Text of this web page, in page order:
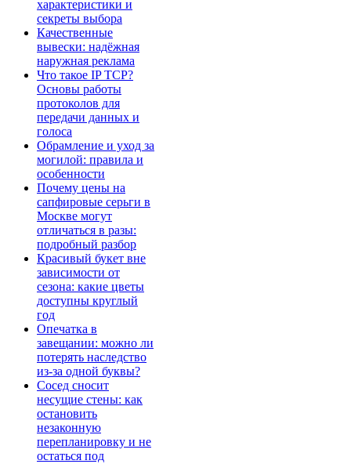
характеристики и
секреты выбора
Качественные
вывески: надёжная
наружная реклама
Что такое IP TCP?
Основы работы
протоколов для
передачи данных и
голоса
Обрамление и уход за
могилой: правила и
особенности
Почему цены на
сапфировые серьги в
Москве могут
отличаться в разы:
подробный разбор
Красивый букет вне
зависимости от
сезона: какие цветы
доступны круглый
год
Опечатка в
завещании: можно ли
потерять наследство
из-за одной буквы?
Сосед сносит
несущие стены: как
остановить
незаконную
перепланировку и не
остаться под